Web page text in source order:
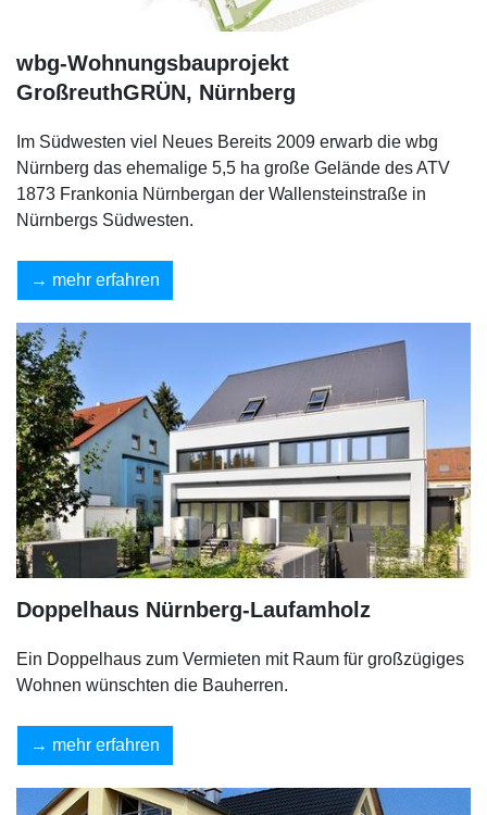
wbg-Wohnungsbauprojekt
GroßreuthGRÜN, Nürnberg
Im Südwesten viel Neues Bereits 2009 erwarb die wbg
Nürnberg das ehemalige 5,5 ha große Gelände des ATV
1873 Frankonia Nürnbergan der Wallensteinstraße in
Nürnbergs Südwesten.
mehr erfahren
Doppelhaus Nürnberg-Laufamholz
Ein Doppelhaus zum Vermieten mit Raum für großzügiges
Wohnen wünschten die Bauherren.
mehr erfahren